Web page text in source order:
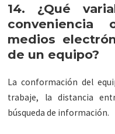
14. ¿Qué
medios
de un equipo?
La conformación del
trabaje, la distancia
búsqueda de información.